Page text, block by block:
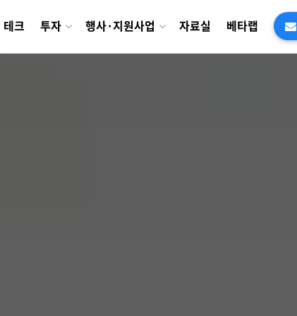
테크 투자 행사·지원사업 자료실 베타랩